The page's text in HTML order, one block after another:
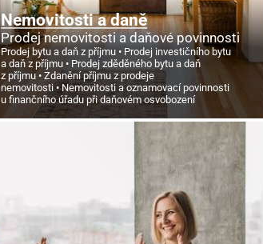
Nemovitosti a daně
Prodej nemovitosti a daňové povinnosti
Prodej bytu a daň z příjmu
Prodej investičního bytu
a daň z příjmu
Prodej zděděného bytu a daň
z příjmu
Zdanění příjmu z prodeje
nemovitosti
Nemovitosti a oznamovací povinnosti
u finančního úřadu při daňovém osvobození